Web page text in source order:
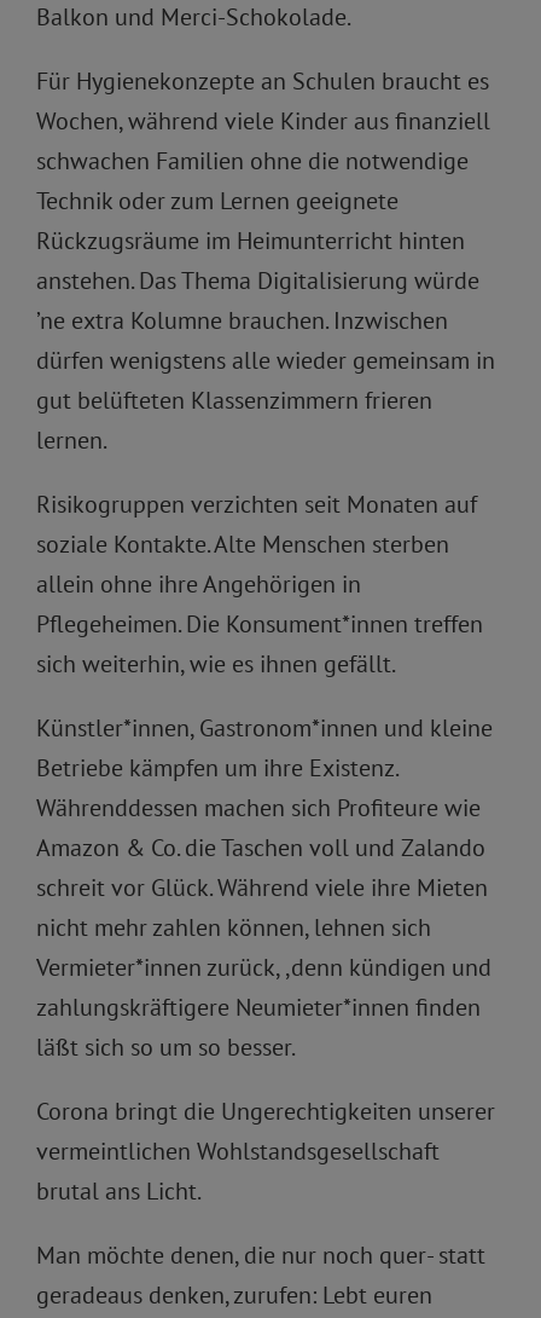
Balkon und Merci-Schokolade.
Für Hygienekonzepte an Schulen braucht es
Wochen, während viele Kinder aus finanziell
schwachen Familien ohne die notwendige
Technik oder zum Lernen geeignete
Rückzugsräume im Heimunterricht hinten
anstehen. Das Thema Digitalisierung würde
’ne extra Kolumne brauchen. Inzwischen
dürfen wenigstens alle wieder gemeinsam in
gut belüfteten Klassenzimmern frieren
lernen.
Risikogruppen verzichten seit Monaten auf
soziale Kontakte. Alte Menschen sterben
allein ohne ihre Angehörigen in
Pflegeheimen. Die Konsument*innen treffen
sich weiterhin, wie es ihnen gefällt.
Künstler*innen, Gastronom*innen und kleine
Betriebe kämpfen um ihre Existenz.
Währenddessen machen sich Profiteure wie
Amazon & Co. die Taschen voll und Zalando
schreit vor Glück. Während viele ihre Mieten
nicht mehr zahlen können, lehnen sich
Vermieter*innen zurück, ,denn kündigen und
zahlungskräftigere Neumieter*innen finden
läßt sich so um so besser.
Corona bringt die Ungerechtigkeiten unserer
vermeintlichen Wohlstandsgesellschaft
brutal ans Licht.
Man möchte denen, die nur noch quer- statt
geradeaus denken, zurufen: Lebt euren